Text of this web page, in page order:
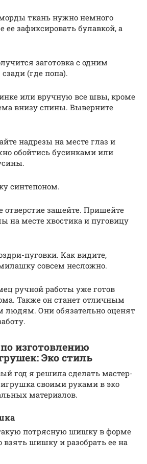
ткань нужно немного
ее зафиксировать булавкой, а
заготовка с одним
(где попа).
или вручную все швы, кроме
внизу спины. Выверните
надрезы на месте глаз и
обойтись бусинками или
синтепоном.
отверстие зашейте. Пришейте
на месте хвостика и пуговицу
пуговки. Как видите,
совсем несложно.
ручной работы уже готов
Также он станет отличным
людям. Они обязательно оценят
изготовлению
Эко стиль
год я решила сделать мастер-
своими руками в эко
материалов.
потрясную шишку в форме
взять шишку и разобрать ее на